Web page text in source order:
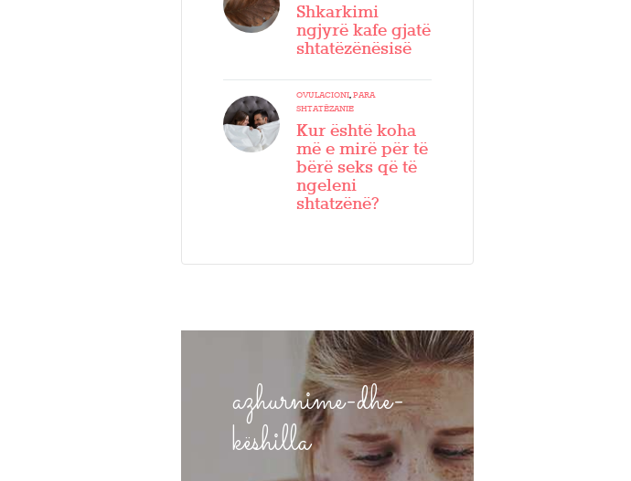
Shkarkimi
ngjyrë kafe gjatë
shtatëzënësisë
OVULACIONI,PARA
SHTATËZANIE
Kur është koha
më e mirë për të
bërë seks që të
ngeleni
shtatzënë?
azhurnime-dhe-
këshilla